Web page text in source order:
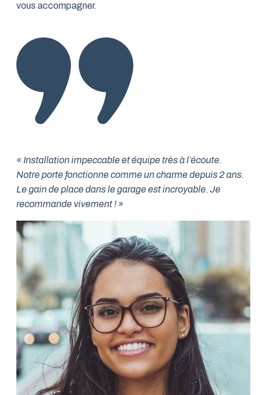
vous accompagner.
« Installation impeccable et équipe très à l’écoute.
Notre porte fonctionne comme un charme depuis 2 ans.
Le gain de place dans le garage est incroyable. Je
recommande vivement ! »